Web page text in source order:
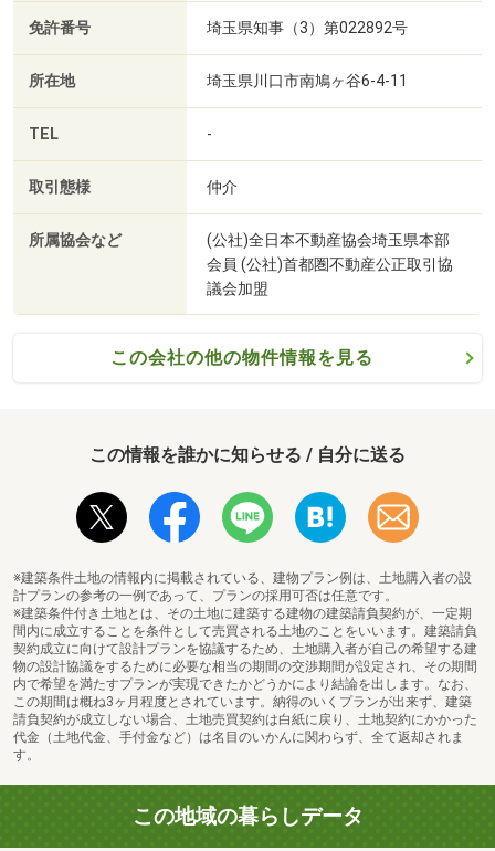
免許番号 埼玉県知事（3）第022892号
所在地 埼玉県川口市南鳩ヶ谷6-4-11
TEL -
取引態様 仲介
所属協会など
(公社)全日本不動産協会埼玉県本部
会員 (公社)首都圏不動産公正取引協
議会加盟
この会社の他の物件情報を見る
この情報を誰かに知らせる / 自分に送る
※建築条件土地の情報内に掲載されている、建物プラン例は、土地購入者の設
計プランの参考の一例であって、プランの採用可否は任意です。
※建築条件付き土地とは、その土地に建築する建物の建築請負契約が、一定期
間内に成立することを条件として売買される土地のことをいいます。建築請負
契約成立に向けて設計プランを協議するため、土地購入者が自己の希望する建
物の設計協議をするために必要な相当の期間の交渉期間が設定され、その期間
内で希望を満たすプランが実現できたかどうかにより結論を出します。なお、
この期間は概ね3ヶ月程度とされています。納得のいくプランが出来ず、建築
請負契約が成立しない場合、土地売買契約は白紙に戻り、土地契約にかかった
代金（土地代金、手付金など）は名目のいかんに関わらず、全て返却されま
す。
この地域の暮らしデータ